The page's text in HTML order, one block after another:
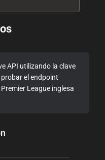
API utilizando la clave
el endpoint
League inglesa